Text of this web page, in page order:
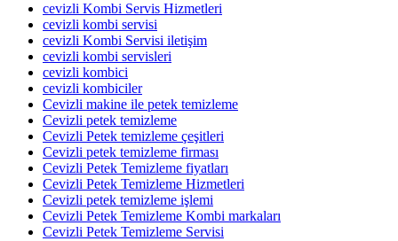
cevizli Kombi Servis Hizmetleri
cevizli kombi servisi
cevizli Kombi Servisi iletişim
cevizli kombi servisleri
cevizli kombici
cevizli kombiciler
Cevizli makine ile petek temizleme
Cevizli petek temizleme
Cevizli Petek temizleme çeşitleri
Cevizli petek temizleme firması
Cevizli Petek Temizleme fiyatları
Cevizli Petek Temizleme Hizmetleri
Cevizli petek temizleme işlemi
Cevizli Petek Temizleme Kombi markaları
Cevizli Petek Temizleme Servisi